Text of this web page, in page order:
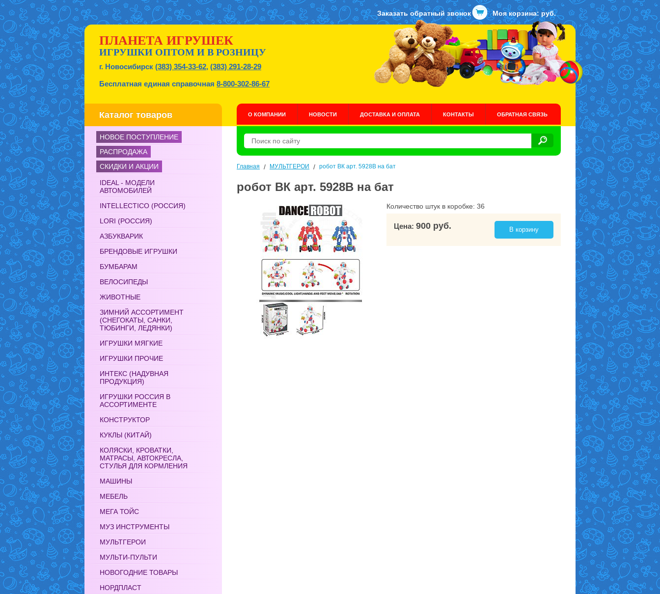
Заказать обратный звонок Моя корзина: руб.
ПЛАНЕТА ИГРУШЕК
ИГРУШКИ ОПТОМ И В РОЗНИЦУ
г. Новосибирск (383) 354-33-62, (383) 291-28-29
Бесплатная единая справочная 8-800-302-86-67
Каталог товаров О КОМПАНИИ НОВОСТИ ДОСТАВКА И ОПЛАТА КОНТАКТЫ ОБРАТНАЯ СВЯЗЬ
НОВОЕ ПОСТУПЛЕНИЕ
РАСПРОДАЖА
СКИДКИ И АКЦИИ
IDEAL - МОДЕЛИ
АВТОМОБИЛЕЙ
INTELLECTICO (РОССИЯ)
LORI (РОССИЯ)
АЗБУКВАРИК
БРЕНДОВЫЕ ИГРУШКИ
БУМБАРАМ
ВЕЛОСИПЕДЫ
ЖИВОТНЫЕ
ЗИМНИЙ АССОРТИМЕНТ
(СНЕГОКАТЫ, САНКИ,
ТЮБИНГИ, ЛЕДЯНКИ)
ИГРУШКИ МЯГКИЕ
ИГРУШКИ ПРОЧИЕ
ИНТЕКС (НАДУВНАЯ
ПРОДУКЦИЯ)
ИГРУШКИ РОССИЯ В
АССОРТИМЕНТЕ
КОНСТРУКТОР
КУКЛЫ (КИТАЙ)
КОЛЯСКИ, КРОВАТКИ,
МАТРАСЫ, АВТОКРЕСЛА,
СТУЛЬЯ ДЛЯ КОРМЛЕНИЯ
МАШИНЫ
МЕБЕЛЬ
МЕГА ТОЙС
МУЗ ИНСТРУМЕНТЫ
МУЛЬТГЕРОИ
МУЛЬТИ-ПУЛЬТИ
НОВОГОДНИЕ ТОВАРЫ
НОРДПЛАСТ
Главная / МУЛЬТГЕРОИ / робот ВК арт. 5928В на бат
робот ВК арт. 5928В на бат
Количество штук в коробке: 36
Цена: 900 руб. В корзину